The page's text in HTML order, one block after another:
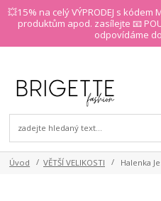
💥15% na celý VÝPRODEJ s kódem
produktům apod. zasílejte 📧
odpovídáme
Úvod VĚTŠÍ VELIKOSTI Halenka